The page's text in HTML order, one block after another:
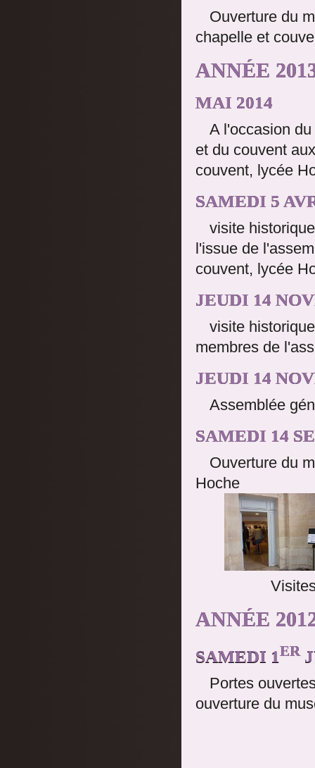
Ouverture du
chapelle et
ANNÉE
MAI 2014
A l'occasion
et du couvent
couvent, lycée
SAMEDI 5
visite
l'issue de
couvent, lycée
JEUDI 14
visite
membres de
JEUDI 14
Assemblée
SAMEDI 14
Ouverture du
Hoche
ANNÉE
SAMEDI 1ER
Portes
ouverture du